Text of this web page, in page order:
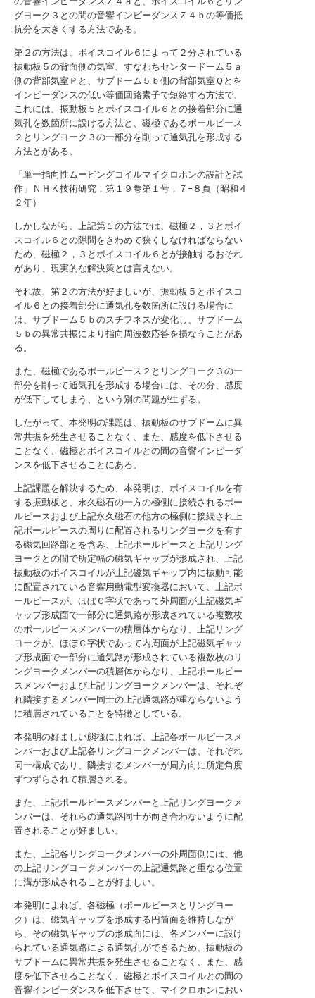
グヨーク３との間の音響インピーダンスＺ４ｂの等価抵
抗分を大きくする方法である。
第２の方法は、ボイスコイル６によって２分されている
振動板５の背面側の気室、すなわちセンタードーム５ａ
側の背部気室Ｐと、サブドーム５ｂ側の背部気室Ｑとを
インピーダンスの低い等価回路素子で短絡する方法で、
これには、振動板５とボイスコイル６との接着部分に通
気孔を数箇所に設ける方法と、磁極であるポールピース
２とリングヨーク３の一部分を削って通気孔を形成する
方法とがある。
「単一指向性ムービングコイルマイクロホンの設計と試
作」ＮＨＫ技術研究，第１９巻第１号，７−８頁（昭和４
２年）
しかしながら、上記第１の方法では、磁極２，３とボイ
スコイル６との隙間をきわめて狭くしなければならない
ため、磁極２，３とボイスコイル６とが接触するおそれ
があり、現実的な解決策とは言えない。
それ故、第２の方法が好ましいが、振動板５とボイスコ
イル６との接着部分に通気孔を数箇所に設ける場合に
は、サブドーム５ｂのスチフネスが変化し、サブドーム
５ｂの異常共振により指向周波数応答を損なうことがあ
る。
また、磁極であるポールピース２とリングヨーク３の一
部分を削って通気孔を形成する場合には、その分、感度
が低下してしまう、という別の問題が生ずる。
したがって、本発明の課題は、振動板のサブドームに異
常共振を発生させることなく、また、感度を低下させる
ことなく、磁極とボイスコイルとの間の音響インピーダ
ンスを低下させることにある。
上記課題を解決するため、本発明は、ボイスコイルを有
する振動板と、永久磁石の一方の極側に接続されるポー
ルピースおよび上記永久磁石の他方の極側に接続され上
記ポールピースの周りに配置されるリングヨークを有す
る磁気回路部とを含み、上記ポールピースと上記リング
ヨークとの間で所定幅の磁気ギャップが形成され、上記
振動板のボイスコイルが上記磁気ギャップ内に振動可能
に配置されている音響用動電型変換器において、上記ポ
ールピースが、ほぼＣ字状であって外周面が上記磁気ギ
ャップ形成面で一部分に通気路が形成されている複数枚
のポールピースメンバーの積層体からなり、上記リング
ヨークが、ほぼＣ字状であって内周面が上記磁気ギャッ
プ形成面で一部分に通気路が形成されている複数枚のリ
ングヨークメンバーの積層体からなり、上記ポールピー
スメンバーおよび上記リングヨークメンバーは、それぞ
れ隣接するメンバー同士の上記通気路が重ならないよう
に積層されていることを特徴としている。
本発明の好ましい態様によれば、上記各ポールピースメ
ンバーおよび上記各リングヨークメンバーは、それぞれ
同一構成であり、隣接するメンバーが周方向に所定角度
ずつずらされて積層される。
また、上記ポールピースメンバーと上記リングヨークメ
ンバーは、それらの通気路同士が向き合わないように配
置されることが好ましい。
また、上記各リングヨークメンバーの外周面側には、他
の上記リングヨークメンバーの上記通気路と重なる位置
に溝が形成されることが好ましい。
本発明によれば、各磁極（ポールピースとリングヨー
ク）は、磁気ギャップを形成する円筒面を維持しなが
ら、その磁気ギャップの形成面には、各メンバーに設け
られている通気路による通気孔ができるため、振動板の
サブドームに異常共振を発生させることなく、また、感
度を低下させることなく、磁極とボイスコイルとの間の
音響インピーダンスを低下させて、マイクロホンにおい